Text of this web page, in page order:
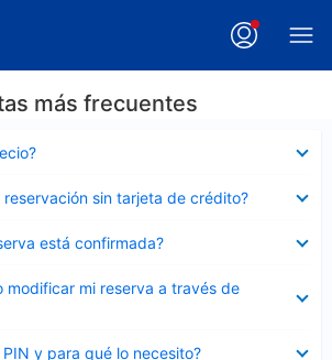
más frecuentes
reservación sin tarjeta de crédito?
está confirmada?
modificar mi reserva a través de
y para qué lo necesito?